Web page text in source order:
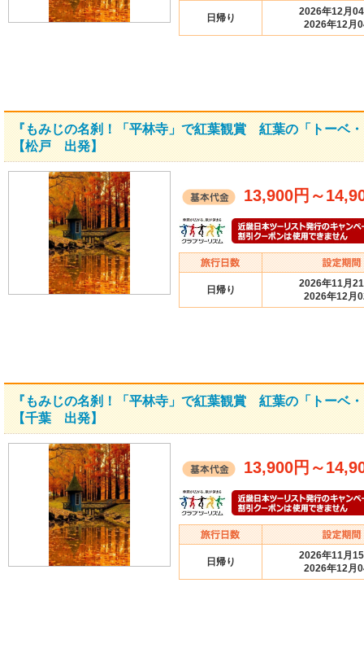
日帰り
2026年12月
2026年12月
『もみじの名刹！「平林寺」で紅葉観賞 紅葉の「トーベ
【松戸 出発】
13,900円 ～
日帰り
2026年11月
2026年12月
『もみじの名刹！「平林寺」で紅葉観賞 紅葉の「トーベ
【千葉 出発】
13,900円 ～
日帰り
2026年11月
2026年12月